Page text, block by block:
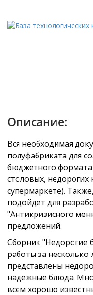
Описание:
Вся необходимая
полуфабриката для
бюджетного
столовых, недорогих
супермаркете).
подойдет для
"Антикризисного
предложений.
Сборник "Недорогие
работы за несколько
представлены
надежные блюда.
всем хорошо